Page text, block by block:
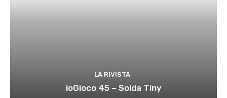
LA RIVISTA
ioGioco 45 – Solda Tiny